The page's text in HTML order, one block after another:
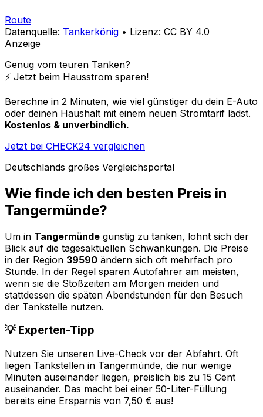
Route
Datenquelle: Tankerkönig • Lizenz: CC BY 4.0
Anzeige
Genug vom teuren Tanken?
⚡️ Jetzt beim Hausstrom sparen!
Berechne in 2 Minuten, wie viel günstiger du dein E-Auto
oder deinen Haushalt mit einem neuen Stromtarif lädst.
Kostenlos & unverbindlich.
Jetzt bei CHECK24 vergleichen
Deutschlands großes Vergleichsportal
Wie finde ich den besten Preis in
Tangermünde?
Um in Tangermünde günstig zu tanken, lohnt sich der
Blick auf die tagesaktuellen Schwankungen. Die Preise
in der Region 39590 ändern sich oft mehrfach pro
Stunde. In der Regel sparen Autofahrer am meisten,
wenn sie die Stoßzeiten am Morgen meiden und
stattdessen die späten Abendstunden für den Besuch
der Tankstelle nutzen.
💡 Experten-Tipp
Nutzen Sie unseren Live-Check vor der Abfahrt. Oft
liegen Tankstellen in Tangermünde, die nur wenige
Minuten auseinander liegen, preislich bis zu 15 Cent
auseinander. Das macht bei einer 50-Liter-Füllung
bereits eine Ersparnis von 7,50 € aus!